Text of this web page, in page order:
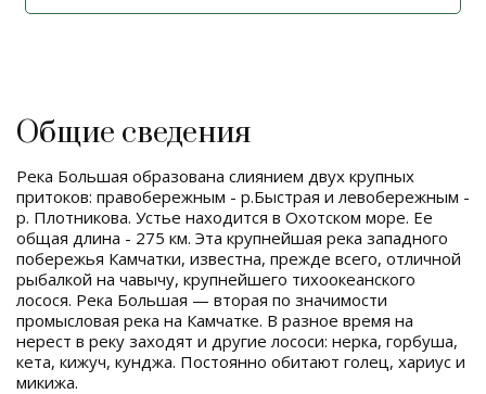
Общие сведения
Река Большая образована слиянием двух крупных
притоков: правобережным - р.Быстрая и левобережным -
р. Плотникова. Устье находится в Охотском море. Ее
общая длина - 275 км. Эта крупнейшая река западного
побережья Камчатки, известна, прежде всего, отличной
рыбалкой на чавычу, крупнейшего тихоокеанского
лосося. Река Большая — вторая по значимости
промысловая река на Камчатке. В разное время на
нерест в реку заходят и другие лососи: нерка, горбуша,
кета, кижуч, кунджа. Постоянно обитают голец, хариус и
микижа.